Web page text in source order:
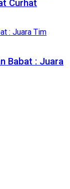
Curhat
Babat : Juara